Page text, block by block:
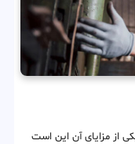
یکی از مزایای آن این است